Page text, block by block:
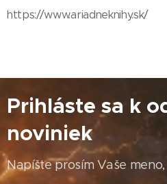
https://www.ariadneknihy.sk/
Prihláste sa k
noviniek
Napíšte prosím Vaše